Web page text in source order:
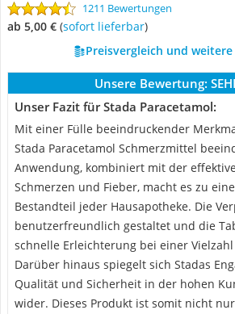
1211 Bewertungen
ab 5,00 € ( Sofort lieferbar)
Preisvergleich und
Unsere Bewertung:
Unser Fazit für Stada Paracetamol:
Mit einer Fülle beeindruckender
Stada Paracetamol Schmerzmittel
Anwendung, kombiniert mit der
Schmerzen und Fieber, macht es zu
Bestandteil jeder Hausapotheke. Die
benutzerfreundlich gestaltet und die
schnelle Erleichterung bei einer
Darüber hinaus spiegelt sich Stadas
Qualität und Sicherheit in der hohen
wider. Dieses Produkt ist somit nicht